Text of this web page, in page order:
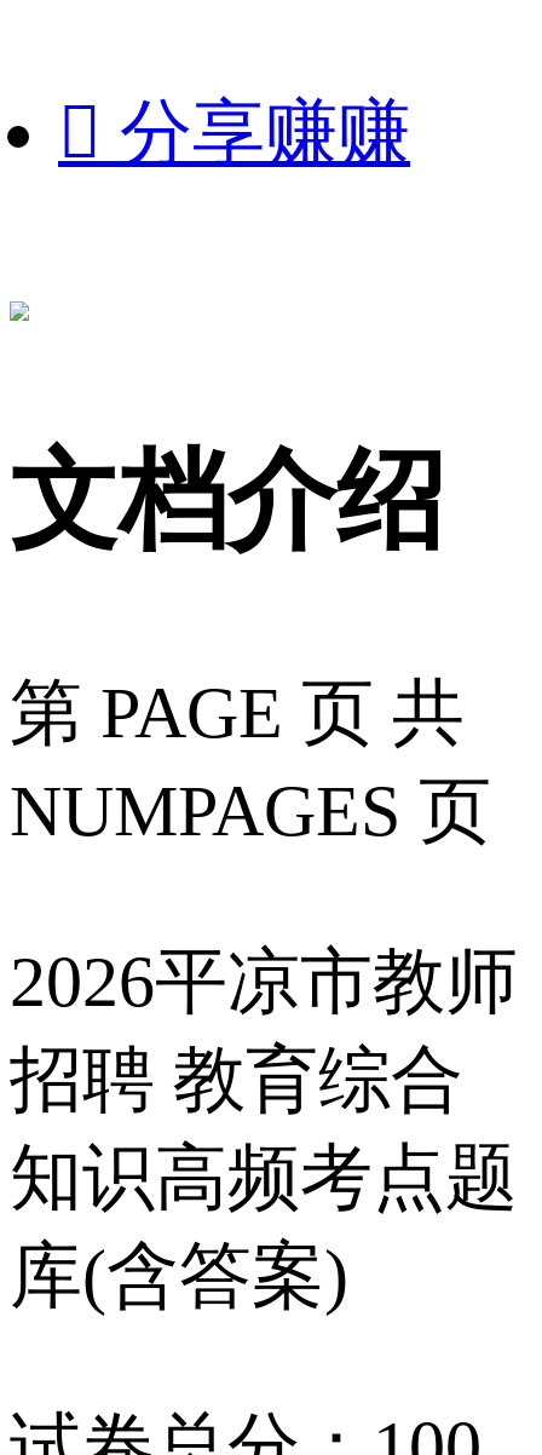
 分享赚赚
文档介绍
第 PAGE 页 共
NUMPAGES 页
2026平凉市教师
招聘 教育综合
知识高频考点题
库(含答案)